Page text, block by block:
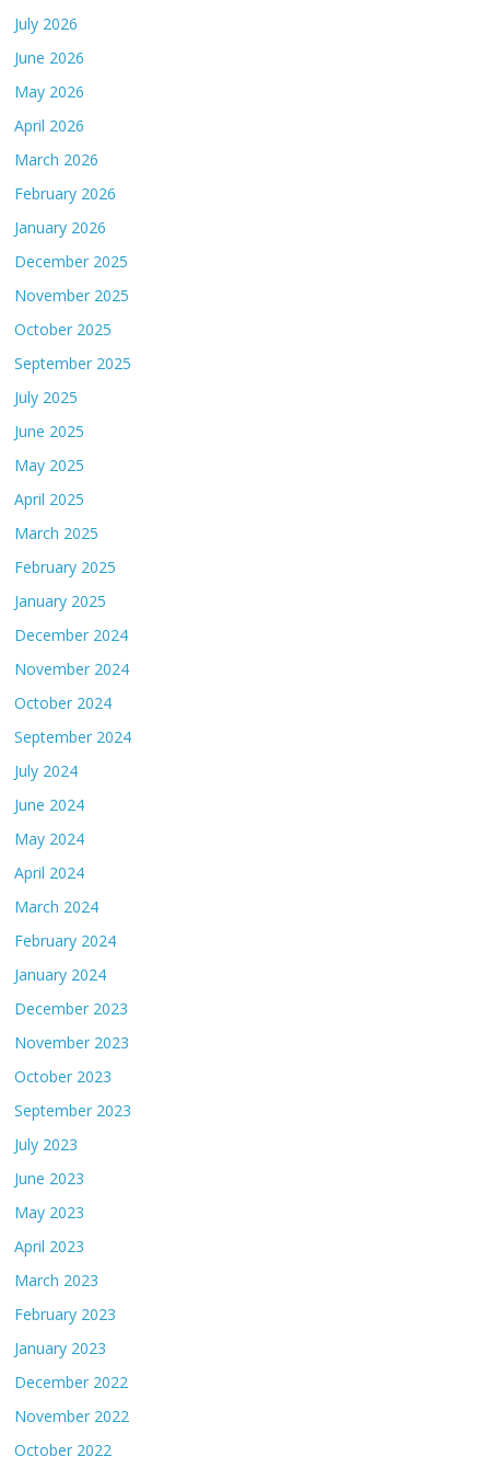
July 2026
June 2026
May 2026
April 2026
March 2026
February 2026
January 2026
December 2025
November 2025
October 2025
September 2025
July 2025
June 2025
May 2025
April 2025
March 2025
February 2025
January 2025
December 2024
November 2024
October 2024
September 2024
July 2024
June 2024
May 2024
April 2024
March 2024
February 2024
January 2024
December 2023
November 2023
October 2023
September 2023
July 2023
June 2023
May 2023
April 2023
March 2023
February 2023
January 2023
December 2022
November 2022
October 2022